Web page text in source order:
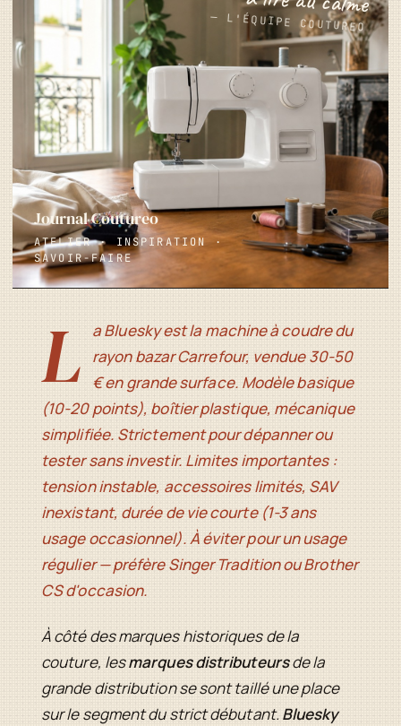
— L'ÉQUIPE COUTUREO
Journal Coutureo
ATELIER · INSPIRATION ·
SAVOIR-FAIRE
L
a Bluesky est la machine à coudre du
rayon bazar Carrefour, vendue 30-50
€ en grande surface. Modèle basique
(10-20 points), boîtier plastique, mécanique
simplifiée. Strictement pour dépanner ou
tester sans investir. Limites importantes :
tension instable, accessoires limités, SAV
inexistant, durée de vie courte (1-3 ans
usage occasionnel). À éviter pour un usage
régulier — préfère Singer Tradition ou Brother
CS d'occasion.
À côté des marques historiques de la
couture, lesmarques distributeursde la
grande distribution se sont taillé une place
sur le segment du strict débutant.Bluesky